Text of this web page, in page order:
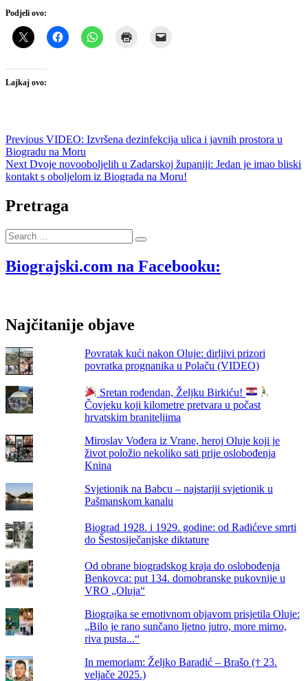
Podjeli ovo:
Lajkaj ovo:
Navigacija
objava
Previous Previous
post:
VIDEO: Izvršena dezinfekcija ulica i javnih prostora u
Biogradu na Moru
Next Next
post:
Dvoje novooboljelih u Zadarskoj županiji: Jedan je imao bliski
kontakt s oboljelom iz Biograda na Moru!
Pretraga
Search
…
Biograjski.com na Facebooku:
Najčitanije objave
Povratak kući nakon Oluje: dirljivi prizori
povratka prognanika u Polaču (VIDEO)
Sretan rođendan, Željku Birkiću!
Čovjeku koji kilometre pretvara u počast
hrvatskim braniteljima
Miroslav Vođera iz Vrane, heroj Oluje koji je
život položio nekoliko sati prije oslobođenja
Knina
Svjetionik na Babcu – najstariji svjetionik u
Pašmanskom kanalu
Biograd 1928. i 1929. godine: od Radićeve smrti
do Šestosiječanjske diktature
Od obrane biogradskog kraja do oslobođenja
Benkovca: put 134. domobranske pukovnije u
VRO „Oluja“
Biograjka se emotivnom objavom prisjetila Oluje:
„Bilo je rano sunčano ljetno jutro, more mirno,
riva pusta...“
In memoriam: Željko Baradić – Brašo († 23.
veljače 2025.)